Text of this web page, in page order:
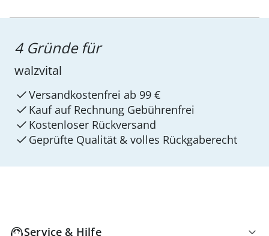
4 Gründe für
walzvital
Versandkostenfrei ab 99 €
Kauf auf Rechnung Gebührenfrei
Kostenloser Rückversand
Geprüfte Qualität & volles Rückgaberecht
Service & Hilfe